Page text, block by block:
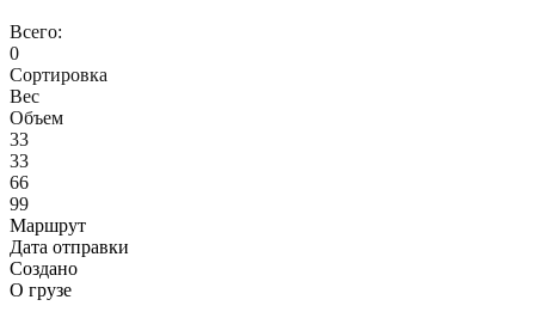
Всего:
0
Сортировка
Вес
Объем
33
33
66
99
Маршрут
Дата отправки
Создано
О грузе